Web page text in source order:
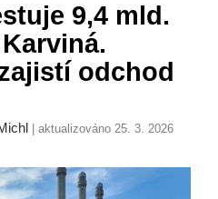
9,4 mld.
odchod
| aktualizováno 25. 3. 2026